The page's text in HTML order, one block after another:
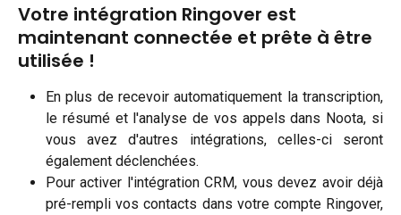
Votre intégration Ringover est
maintenant connectée et prête à être
utilisée !
En plus de recevoir automatiquement la transcription,
le résumé et l'analyse de vos appels dans Noota, si
vous avez d'autres intégrations, celles-ci seront
également déclenchées.
Pour activer l'intégration CRM, vous devez avoir déjà
pré-rempli vos contacts dans votre compte Ringover,